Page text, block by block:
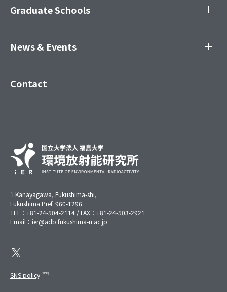
1 Kanayagawa, Fukushima-shi,
Fukushima Pref. 960-1296
TEL：+81-24-504-2114 / FAX：+81-24-503-2921
Email：ier@adb.fukushima-u.ac.jp
SNS policy
Graduate Schools
News & Events
Contact